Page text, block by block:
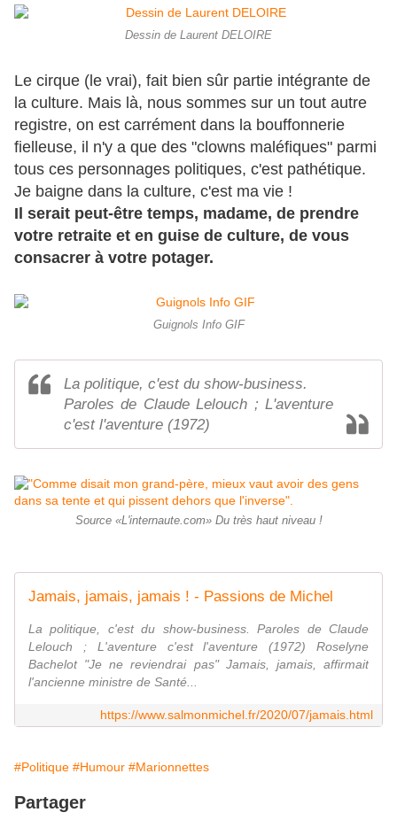
Dessin de Laurent DELOIRE
Le cirque (le vrai), fait bien sûr partie intégrante de
la culture. Mais là, nous sommes sur un tout autre
registre, on est carrément dans la bouffonnerie
fielleuse, il n'y a que des "clowns maléfiques" parmi
tous ces personnages politiques, c'est pathétique.
Je baigne dans la culture, c'est ma vie !
Il serait peut-être temps, madame, de prendre
votre retraite et en guise de culture, de vous
consacrer à votre potager.
Guignols Info GIF
La politique, c'est du show-business.
Paroles de Claude Lelouch ; L'aventure
c'est l'aventure (1972)
Source «L'internaute.com» Du très haut niveau !
Jamais, jamais, jamais ! - Passions de Michel
La politique, c'est du show-business. Paroles de Claude
Lelouch ; L'aventure c'est l'aventure (1972) Roselyne
Bachelot "Je ne reviendrai pas" Jamais, jamais, affirmait
l'ancienne ministre de Santé...
https://www.salmonmichel.fr/2020/07/jamais.html
#Politique #Humour #Marionnettes
Partager